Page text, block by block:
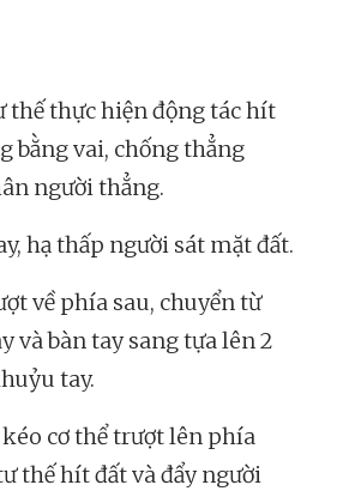
thế thực hiện động tác hít
bằng vai, chống thẳng
người thẳng.
hạ thấp người sát mặt đất.
về phía sau, chuyển từ
và bàn tay sang tựa lên 2
tay.
cơ thể trượt lên phía
thế hít đất và đẩy người